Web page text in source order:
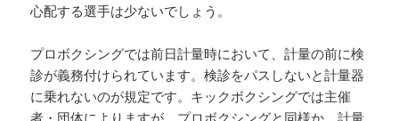
心配する選手は少ないでしょう。
プロボクシングでは前日計量時において、計量の前に検
診が義務付けられています。検診をパスしないと計量器
に乗れないのが規定です。キックボクシングでは主催